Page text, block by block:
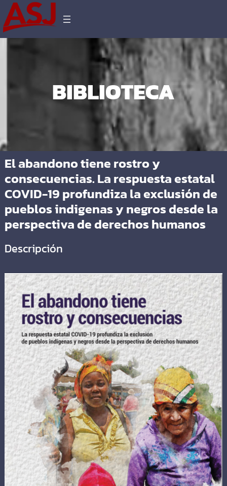
BIBLIOTECA
El abandono tiene rostro y
consecuencias. La respuesta estatal
COVID-19 profundiza la exclusión de
pueblos indigenas y negros desde la
perspectiva de derechos humanos
Descripción